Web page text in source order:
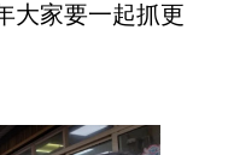
大家要一起抓更